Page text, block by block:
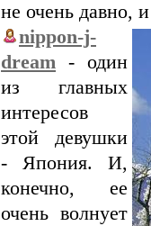
не очень давно,
nippon-j-
dream - один
из главных
интересов
этой девушки
- Япония. И,
конечно, ее
очень волнует